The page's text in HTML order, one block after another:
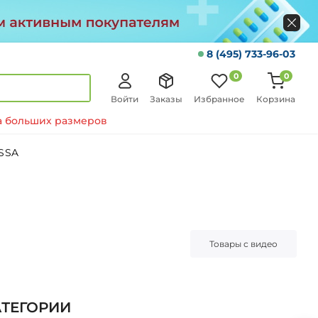
8 (495) 733-96-03
Войти Заказы Избранное
0
Корзина
0
больших размеров
Товары с видео